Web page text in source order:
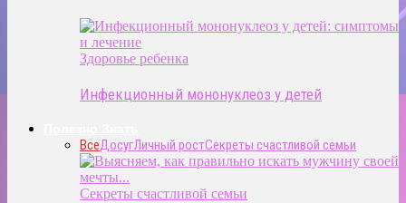
Здоровье ребенка
Инфекционный мононуклеоз у детей
ВсеДосугЛичный ростСекреты счастливой семьи
Секреты счастливой семьи